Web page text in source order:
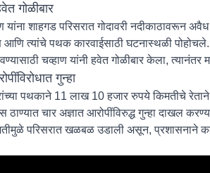
गोळीबार
यांना शाहगड परिसरात गोदावरी नदीकाठावरून
आणि त्यांचे पथक कारवाईसाठी घटनास्थळी
चव्हाण यांनी हवेत गोळीबार केला,
गुन्हा
पथकाने 11 लाख 10 हजार रुपये किमतीचे
ठाण्यात चार अज्ञात आरोपींविरुद्ध गुन्हा दाखल
परिसरात खळबळ उडाली असून, प्रशासनाने